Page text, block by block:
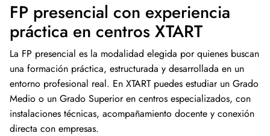
FP presencial con experiencia
práctica en centros XTART
La FP presencial es la modalidad elegida por quienes buscan
una formación práctica, estructurada y desarrollada en un
entorno profesional real. En XTART puedes estudiar un Grado
Medio o un Grado Superior en centros especializados, con
instalaciones técnicas, acompañamiento docente y conexión
directa con empresas.